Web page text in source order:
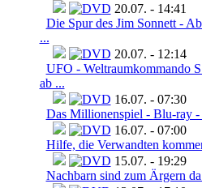
20.07. - 14:41
Die Spur des Jim Sonnett -
...
20.07. - 12:14
UFO - Weltraumkommando
ab ...
16.07. - 07:30
Das Millionenspiel - Blu-ray -
16.07. - 07:00
Hilfe, die Verwandten
15.07. - 19:29
Nachbarn sind zum Ärgern